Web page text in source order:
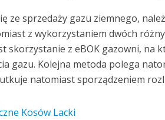
ze sprzedaży gazu ziemnego,
z wykorzystaniem dwóch
skorzystanie z eBOK gazowni, na
gazu. Kolejna metoda polega
natomiast sporządzeniem
Kosów Lacki